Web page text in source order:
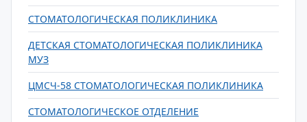
СТОМАТОЛОГИЧЕСКАЯ ПОЛИКЛИНИКА
ДЕТСКАЯ СТОМАТОЛОГИЧЕСКАЯ ПОЛИКЛИНИКА
МУЗ
ЦМСЧ-58 СТОМАТОЛОГИЧЕСКАЯ ПОЛИКЛИНИКА
СТОМАТОЛОГИЧЕСКОЕ ОТДЕЛЕНИЕ